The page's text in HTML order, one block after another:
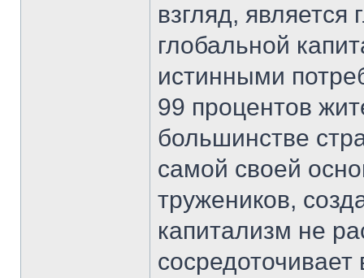
взгляд,
глобальной
истинными
99 процентов
большинстве
самой своей
тружеников,
капитализм не